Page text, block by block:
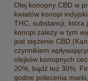
Olej konopny CBD w
kwiatów konopi
THC, substancji, która
konopi zależy w tym
jest stężenie CBD
czynnikiem
olejków konopnych
20%, bądź też 30%.
godne polecenia